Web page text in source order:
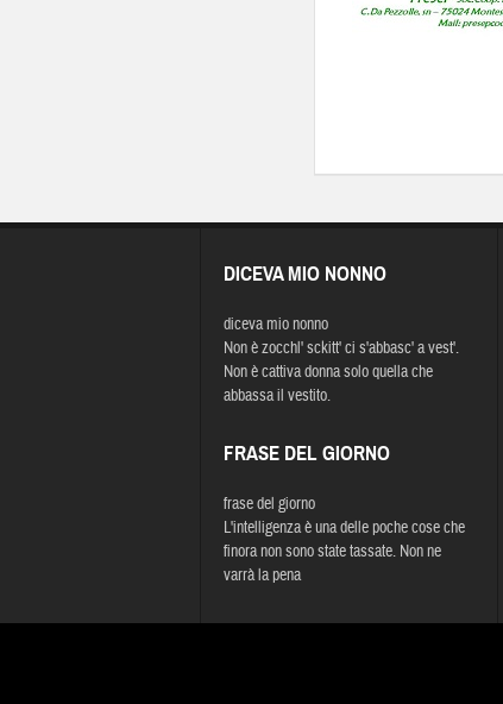
DICEVA MIO NONNO
diceva mio nonno
Non è zocchl' sckitt' ci s'abbasc' a vest'.
Non è cattiva donna solo quella che
abbassa il vestito.
FRASE DEL GIORNO
frase del giorno
L'intelligenza è una delle poche cose che
finora non sono state tassate. Non ne
varrà la pena